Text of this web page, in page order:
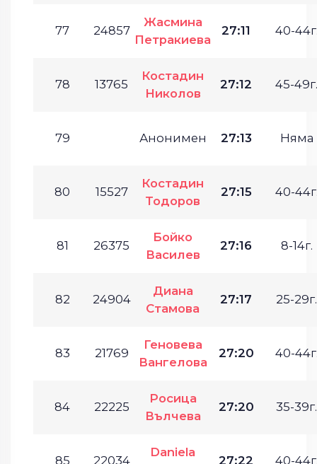
77 24857
Жасмина
Петракиева
27:11 40-
78 13765
Костадин
Николов
27:12 45-49г.
79 Анонимен 27:13 Няма
80 15527
Костадин
Тодоров
27:15 40-
81 26375
Бойко
Василев
27:16 8-14г.
82 24904
Диана
Стамова
27:17 25-29г.
83 21769
Геновева
Вангелова
27:20 40-
84 22225
Росица
Вълчева
27:20 35-39г.
85 22034
Daniela
27:22 40-